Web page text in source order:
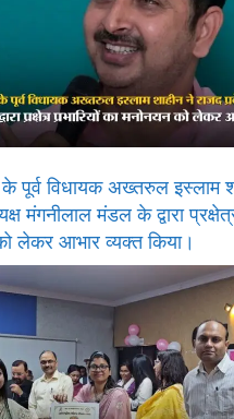
पूर्व विधायक अख्तरुल इस्लाम
मंगनीलाल मंडल के द्वारा
लेकर आभार व्यक्त किया।